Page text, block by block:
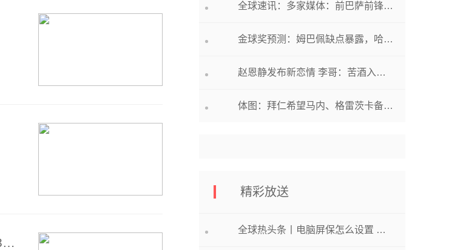
win10 0x80070643错误代码怎么回事 win10 0x80070643错误代码解决方法_前沿资讯
全球速讯：多家媒体：前巴萨前锋苏亚雷斯因膝盖伤病决定退役
金球奖预测：姆巴佩缺点暴露，哈兰德要逆袭？别忘了还有他-世界新消息
赵恩静发布新恋情 李哥：苦酒入喉心作痛
体图：拜仁希望马内、格雷茨卡备战期认清自我价值，并考虑离队
精彩放送
全球热头条丨电脑屏保怎么设置 电脑屏保怎么设置壁纸